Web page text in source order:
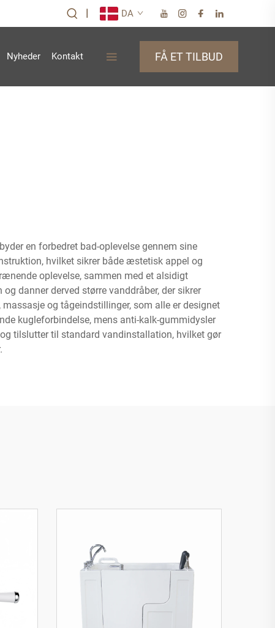
| DA
Nyheder Kontakt FÅ ET TILBUD
en forbedret bad-oplevelse gennem sine
hvilket sikrer både æstetisk appel og
oplevelse, sammen med et alsidigt
danner derved større vanddråber, der sikrer
og tågeindstillinger, som alle er designet
kugleforbindelse, mens anti-kalk-gummidysler
tilslutter til standard vandinstallation, hvilket gør